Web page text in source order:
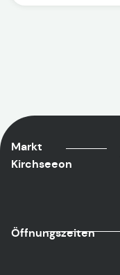
Markt
Kirchseeon
Öffnungszeiten